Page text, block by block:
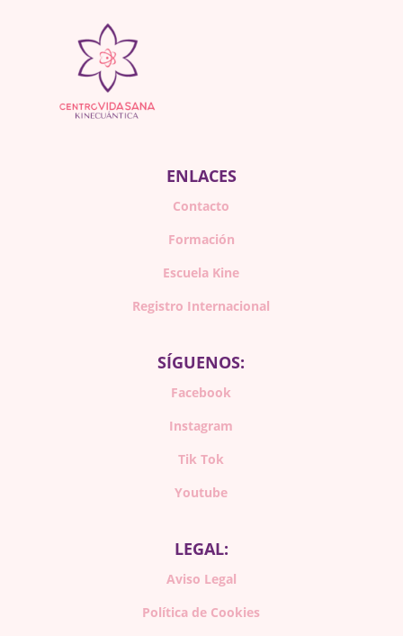
ENLACES
Contacto
Formación
Escuela Kine
Registro Internacional
SÍGUENOS:
Facebook
Instagram
Tik Tok
Youtube
LEGAL:
Aviso Legal
Política de Cookies